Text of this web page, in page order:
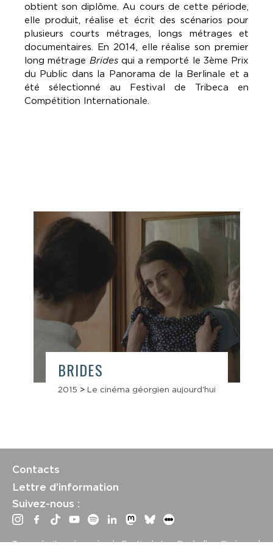
obtient son diplôme. Au cours de cette période,
elle produit, réalise et écrit des scénarios pour
plusieurs courts métrages, longs métrages et
documentaires. En 2014, elle réalise son premier
long métrage Bridesqui a remporté le 3ème Prix
du Public dans la Panorama de la Berlinale et a
été sélectionné au Festival de Tribeca en
Compétition Internationale.
BRIDES
2015 > Le cinéma géorgien aujourd'hui
Contacts
Lettre d’information
Suivez-nous :
Tous droits réservés | Festival La Rochelle Cinéma |